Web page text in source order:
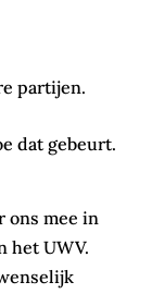
partijen.
dat gebeurt.
ons mee in
het UWV.